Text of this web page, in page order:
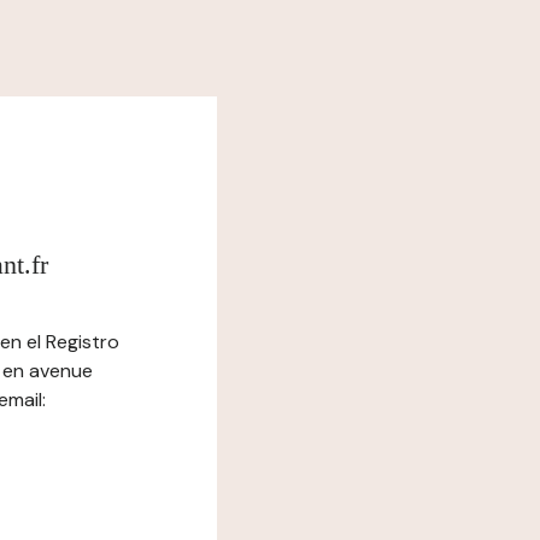
el Registro
avenue